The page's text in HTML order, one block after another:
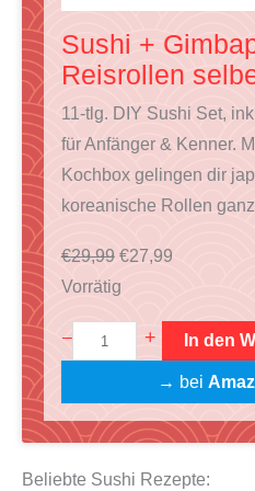
o
t
Sushi +
Reisrollen
11-tlg. DIY Sushi Set,
für Anfänger & Kenner.
Kochbox gelingen dir
koreanische Rollen
€29,99 U
r
ü
n
g
€27,99A
e
l
l
Vorrätig
–
S
u
h
+ In den
→ bei
Beliebte Sushi Rezepte: